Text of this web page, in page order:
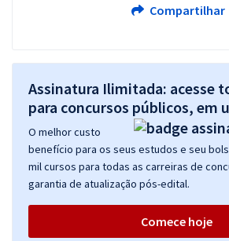
Compartilhar
Assinatura Ilimitada: acesse
para concursos públicos, em
O melhor custo
benefício para os seus estudos e seu
mil cursos para todas as carreiras de
garantia de atualização pós-edital.
Comece hoje